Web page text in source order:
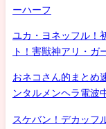
ーハーフ
ユカ・ヨネッフル！
ト！害獣神アリ・ガ
おネコさん的まとめ
ンタルメンヘラ電波
スケバン！デカッフ